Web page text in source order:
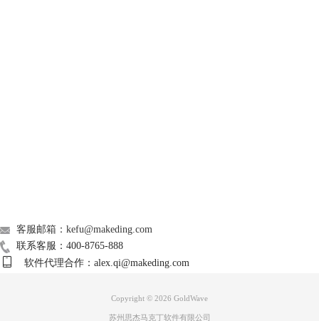
换成mp3格式的详细步骤：
步骤一、在goldwave软件中打开需要转换的音乐文件。
步骤二、点击goldwave的选项菜单，在下拉菜单中点击文件格式。
客服邮箱：kefu@makeding.com
联系客服：400-8765-888
软件代理合作：alex.qi@makeding.com
Copyright © 2026 GoldWave
苏州思杰马克丁软件有限公司